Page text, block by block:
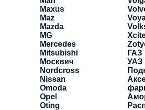
Maxus
Maz
Mazda
MG
Mercedes
Mitsubishi
Москвич
Nordcross
Nissan
Omoda
Opel
Oting
ГАЗ
УАЗ